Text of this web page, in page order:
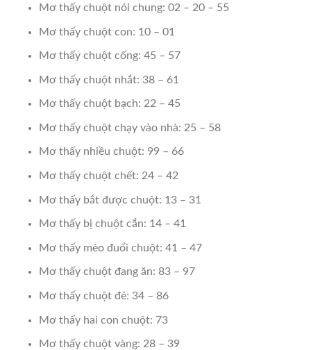
Mơ thấy chuột nói chung: 02 – 20 – 55
Mơ thấy chuột con: 10 – 01
Mơ thấy chuột cống: 45 – 57
Mơ thấy chuột nhắt: 38 – 61
Mơ thấy chuột bạch: 22 – 45
Mơ thấy chuột chạy vào nhà: 25 – 58
Mơ thấy nhiều chuột: 99 – 66
Mơ thấy chuột chết: 24 – 42
Mơ thấy bắt được chuột: 13 – 31
Mơ thấy bị chuột cắn: 14 – 41
Mơ thấy mèo đuổi chuột: 41 – 47
Mơ thấy chuột đang ăn: 83 – 97
Mơ thấy chuột đẻ: 34 – 86
Mơ thấy hai con chuột: 73
Mơ thấy chuột vàng: 28 – 39